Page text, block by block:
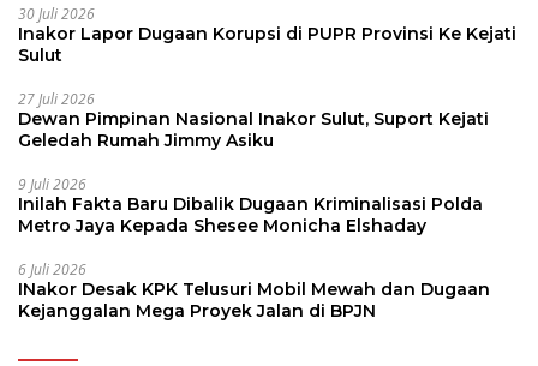
30 Juli 2026
Inakor Lapor Dugaan Korupsi di PUPR Provinsi Ke Kejati
Sulut
27 Juli 2026
Dewan Pimpinan Nasional Inakor Sulut, Suport Kejati
Geledah Rumah Jimmy Asiku
9 Juli 2026
Inilah Fakta Baru Dibalik Dugaan Kriminalisasi Polda
Metro Jaya Kepada Shesee Monicha Elshaday
6 Juli 2026
INakor Desak KPK Telusuri Mobil Mewah dan Dugaan
Kejanggalan Mega Proyek Jalan di BPJN